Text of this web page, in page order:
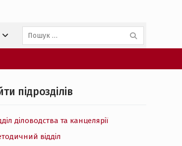
Пошук:
підрозділів
діловодства та канцелярії
відділ